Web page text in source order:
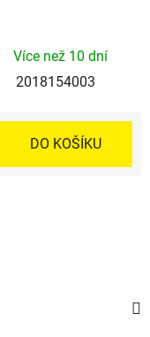
Více než 10 dní
2018154003
DO KOŠÍKU